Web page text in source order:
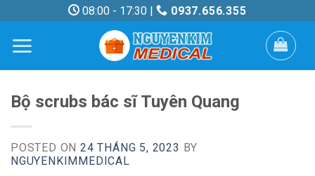
content
08:00 - 17:30 | 0937.656.355
Bộ scrubs bác sĩ Tuyên Quang
POSTED ON24 THÁNG 5, 2023 BY
NGUYENKIMMEDICAL